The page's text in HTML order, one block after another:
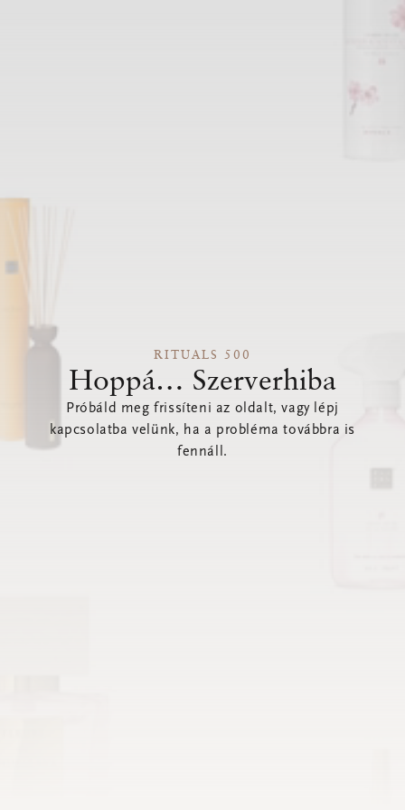
RITUALS 500
Hoppá… Szerverhiba
Próbáld meg frissíteni az oldalt, vagy lépj
kapcsolatba velünk, ha a probléma továbbra is
fennáll.